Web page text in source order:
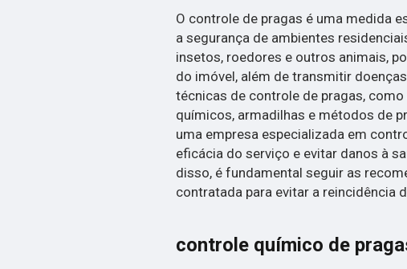
O controle de pragas é uma medida
a segurança de ambientes
insetos, roedores e outros animais,
do imóvel, além de transmitir
técnicas de controle de pragas,
químicos, armadilhas e métodos de
uma empresa especializada em
eficácia do serviço e evitar danos à
disso, é fundamental seguir as
contratada para evitar a reincidência
controle químico de